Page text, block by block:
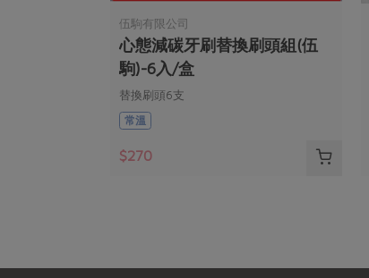
伍駒有限公司
心態減碳牙刷替換刷頭組(伍
駒)-6入/盒
替換刷頭6支
常溫
$270